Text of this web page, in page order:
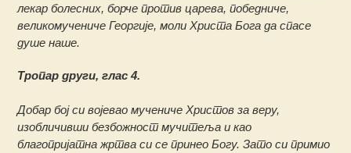
лекар болесних, борче против царева, победниче,
великомучениче Георгије, моли Христа Бога да спасе
душе наше.
Тропар други, глас 4.
Добар бој си војевао мучениче Христов за веру,
изобличивши безбожност мучитеља и као
благопријатна жртва си се принео Богу. Зато си примио